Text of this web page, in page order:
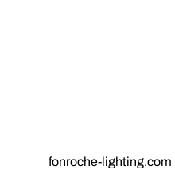
fonroche-lighting.com